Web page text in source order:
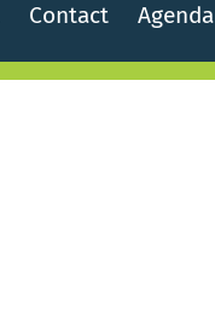
Contact Agenda